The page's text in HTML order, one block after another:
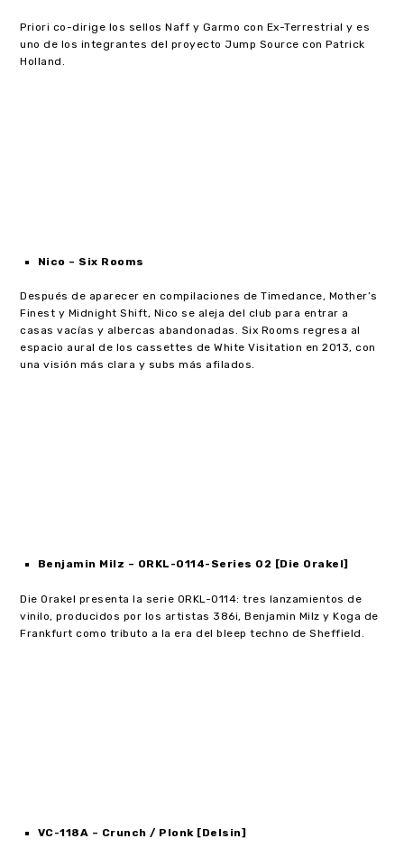
Priori co-dirige los sellos Naff y Garmo con Ex-Terrestrial y es
uno de los integrantes del proyecto Jump Source con Patrick
Holland.
Nico – Six Rooms
Después de aparecer en compilaciones de Timedance, Mother’s
Finest y Midnight Shift, Nico se aleja del club para entrar a
casas vacías y albercas abandonadas. Six Rooms regresa al
espacio aural de los cassettes de White Visitation en 2013, con
una visión más clara y subs más afilados.
Benjamin Milz – ORKL-0114-Series 02 [Die Orakel]
Die Orakel presenta la serie ORKL-0114: tres lanzamientos de
vinilo, producidos por los artistas 386i, Benjamin Milz y Koga de
Frankfurt como tributo a la era del bleep techno de Sheffield.
VC-118A – Crunch / Plonk [Delsin]